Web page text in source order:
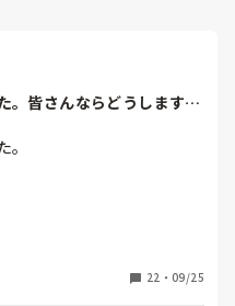
。皆さんならどうします
いましたが、人間関係が原
インシデントを4件ほど
きていないのでは？という
22 ・ 09/25